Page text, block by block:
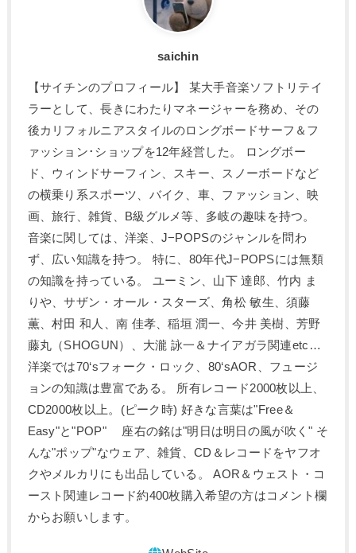
saichin
【サイチンのプロフィール】 某大手音楽ソフトリテイ
ラーとして、長きにわたりマネージャーを務め、その
後カリフォルニアスタイルのロングボードサーフ＆フ
ァッション･ショップを12年経営した。 ロングボー
ド、ウィンドサーフィン、スキー、スノーボードなど
の横乗り系スポーツ、バイク、車、ファッション、映
画、旅行、雑貨、B級グルメ等、多岐の趣味を持つ。
音楽に関しては、洋楽、J−POPSのジャンルを問わ
ず、広い知識を持つ。 特に、80年代J−POPSには無類
の知識を持っている。 ユーミン、山下 達郎、竹内 ま
りや、サザン・オール・スターズ、角松 敏生、須藤
薫、村田 和人、南 佳孝、稲垣 潤一、今井 美樹、芳野
藤丸（SHOGUN）、大瀧 詠一＆ナイアガラ関連etc…
洋楽では70‘sフォーク・ロック、80‘sAOR、フュージ
ョンの知識は豊富である。 所有レコード2000枚以上、
CD2000枚以上。(ピーク時) 好きな言葉は"Free＆
Easy"と"POP" 座右の銘は"明日は明日の風が吹く" そ
んな"ポップ"なウェア、雑貨、CD＆レコードをヤフオ
クやメルカリにも出品している。 AOR＆ウェスト・コ
ースト関連レコード約400枚購入希望の方はコメント欄
からお願いします。